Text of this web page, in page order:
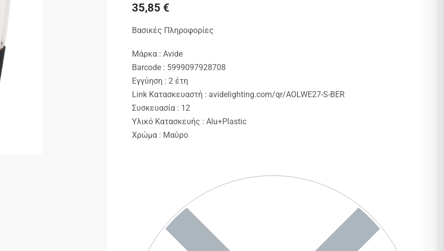
35,85 €
Βασικές Πληροφορίες
Μάρκα : Avide
Barcode : 5999097928708
Εγγύηση : 2 έτη
Link Κατασκευαστή : avidelighting.com/qr/AOLWE27-S-BER
Συσκευασία : 12
Υλικό Κατασκευής : Alu+Plastic
Χρώμα : Μαύρο